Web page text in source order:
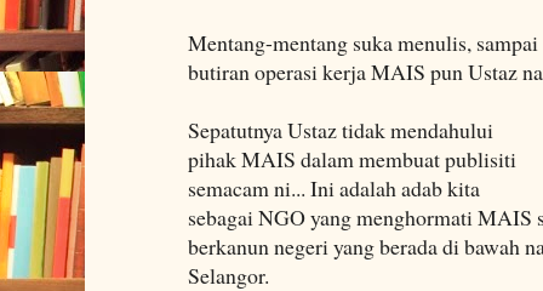
Mentang-mentang suka menulis,
butiran operasi kerja MAIS pun Ustaz
Sepatutnya Ustaz tidak mendahului
pihak MAIS dalam membuat publisiti
semacam ni... Ini adalah adab kita
sebagai NGO yang menghormati MAIS
berkanun negeri yang berada di bawah
Selangor.